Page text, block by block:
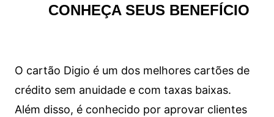
CONHEÇA SEUS BENEFÍCIO
O cartão Digio é um dos melhores cartões de
crédito sem anuidade e com taxas baixas.
Além disso, é conhecido por aprovar clientes